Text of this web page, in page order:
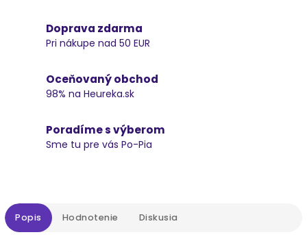
Doprava zdarma
Pri nákupe nad 50 EUR
Oceňovaný obchod
98% na Heureka.sk
Poradíme s výberom
Sme tu pre vás Po-Pia
Popis Hodnotenie Diskusia